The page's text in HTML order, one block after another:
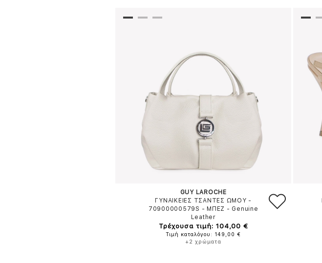
GUY LAROCHE
ΓΥΝΑΙΚΕΙΕΣ ΤΣΑΝΤΕΣ ΩΜΟΥ -
70900000579S - ΜΠΕΖ - Genuine
Leather
Τρέχουσα τιμή: 104,00 €
Τιμή καταλόγου: 149,00 €
+2 χρώματα